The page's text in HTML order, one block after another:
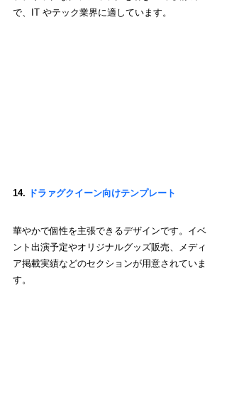
で、IT やテック業界に適しています。
14. ドラァグクイーン向けテンプレート
華やかで個性を主張できるデザインです。イベ
ント出演予定やオリジナルグッズ販売、メディ
ア掲載実績などのセクションが用意されていま
す。